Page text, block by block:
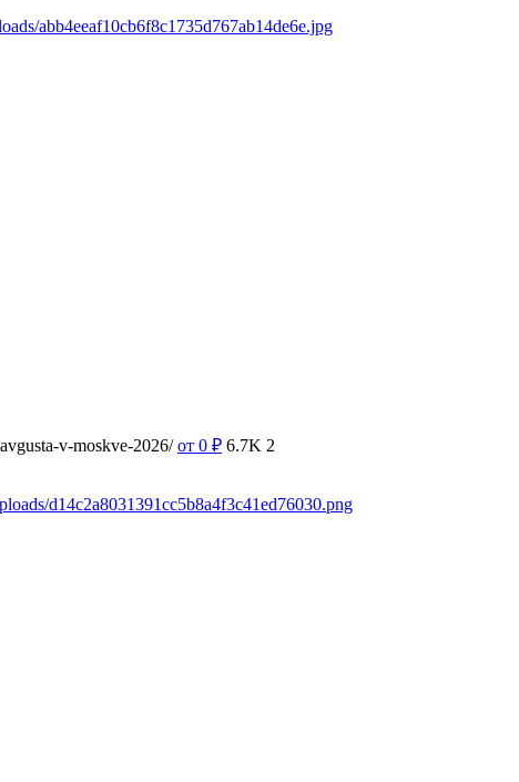
abb4eeaf10cb6f8c1735d767ab14de6e.jpg
v-moskve-2026/ от 0 ₽ 6.7K 2
d14c2a8031391cc5b8a4f3c41ed76030.png